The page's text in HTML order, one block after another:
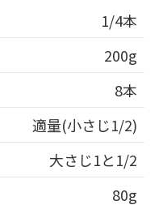
1/4本
200g
8本
適量(小さじ1/2)
大さじ1と1/2
80g